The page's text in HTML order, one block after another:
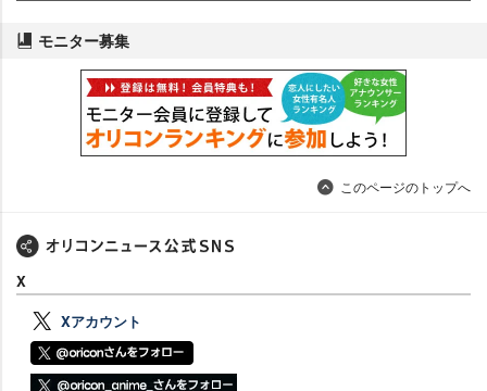
モニター募集
このページのトップへ
X
Xアカウント